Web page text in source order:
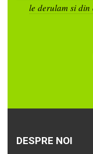
le derulam si din
DESPRE NOI